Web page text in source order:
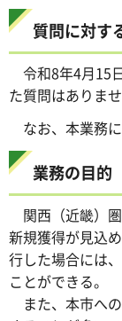
質問に対す
令和8年4月15
た質問はありませ
なお、本業務
業務の目的
関西（近畿）
新規獲得が見込
行した場合には
ことができる。
また、本市へ